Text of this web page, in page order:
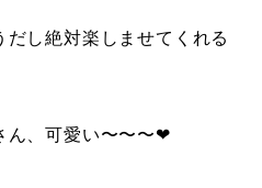
だし絶対楽しませてくれる
ん、可愛い〜〜〜❤︎